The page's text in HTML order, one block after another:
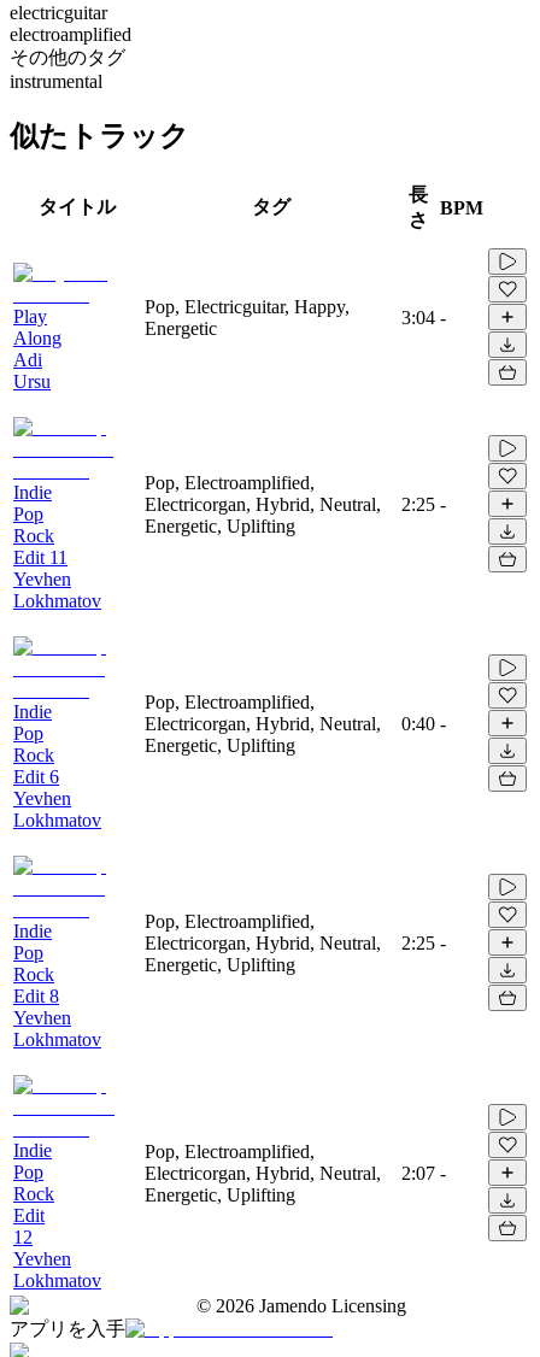
electricguitar
electroamplified
その他のタグ
instrumental
似たトラック
タイトル タグ
長
さ
BPM
Play
Along
Adi
Ursu
Pop, Electricguitar, Happy,
Energetic
3:04 -
Indie
Pop
Rock
Edit 11
Yevhen
Lokhmatov
Pop, Electroamplified,
Electricorgan, Hybrid, Neutral,
Energetic, Uplifting
2:25 -
Indie
Pop
Rock
Edit 6
Yevhen
Lokhmatov
Pop, Electroamplified,
Electricorgan, Hybrid, Neutral,
Energetic, Uplifting
0:40 -
Indie
Pop
Rock
Edit 8
Yevhen
Lokhmatov
Pop, Electroamplified,
Electricorgan, Hybrid, Neutral,
Energetic, Uplifting
2:25 -
Indie
Pop
Rock
Edit
12
Yevhen
Lokhmatov
Pop, Electroamplified,
Electricorgan, Hybrid, Neutral,
Energetic, Uplifting
2:07 -
© 2026 Jamendo Licensing
アプリを入手